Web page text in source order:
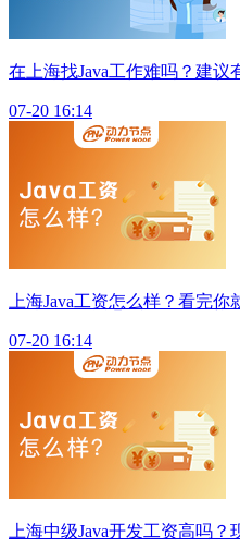
在上海找Java工作难吗？建议
07-20 16:14
上海Java工资怎么样？看完你
07-20 16:14
上海中级Java开发工资高吗